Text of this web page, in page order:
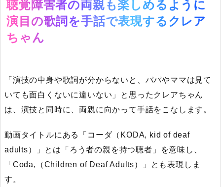
聴覚障害者の両親も楽しめるように
演目の歌詞を手話で表現するクレア
ちゃん
「演技の中身や歌詞が分からないと、パパやママは見て
いても面白くないに違いない」と思ったクレアちゃん
は、演技と同時に、両親に向かって手話をこなします。
動画タイトルにある「コーダ（KODA, kid of deaf
adults）」とは「ろう者の親を持つ聴者」を意味し、
「Coda,（Children of Deaf Adults）」とも表現しま
す。